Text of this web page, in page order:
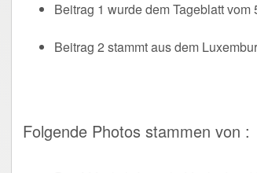
Beitrag 1 wurde dem Tageblatt
Beitrag 2 stammt aus dem
Folgende Photos stammen von :